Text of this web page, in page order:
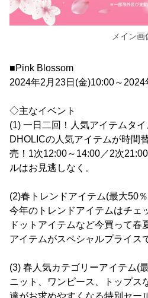
メイン画
■Pink Blossom
2024年2月23日(金)10:00～
◇主なイベント
(1) 一日二回！人気アイテムタ
DHOLICの人気アイテムが時間
売！1次12:00～14:00／2次
ルはお見逃しなく。
(2)春トレンドアイテム(最大50
今年のトレンドアイテムはチェ
ドットアイテムなど今買って春
アイテムがスペシャルプライス
(3) 春人気カテゴリーアイテム(
ニット、ワンピース、トップス